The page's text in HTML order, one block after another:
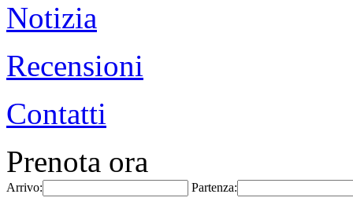
Notizia
Recensioni
Contatti
Prenota ora
Arrivo: Partenza: